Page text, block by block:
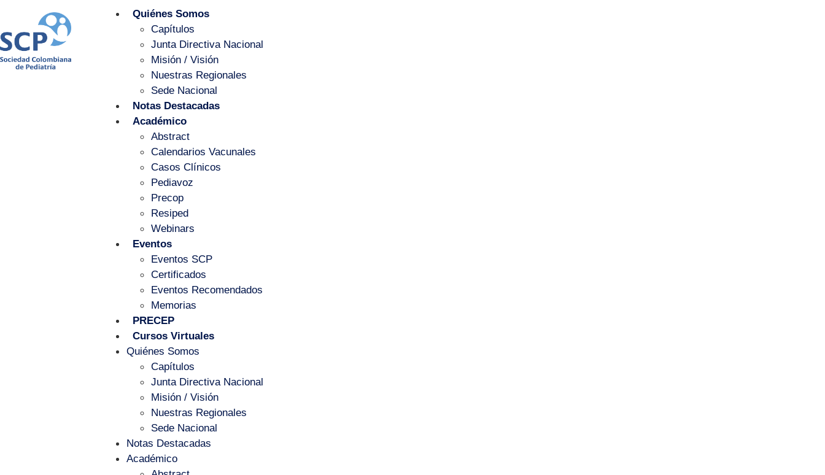
Quiénes Somos
Capítulos
Junta Directiva Nacional
Misión / Visión
Nuestras Regionales
Sede Nacional
Notas Destacadas
Académico
Abstract
Calendarios Vacunales
Casos Clínicos
Pediavoz
Precop
Resiped
Webinars
Eventos
Eventos SCP
Certificados
Eventos Recomendados
Memorias
PRECEP
Cursos Virtuales
Quiénes Somos
Capítulos
Junta Directiva Nacional
Misión / Visión
Nuestras Regionales
Sede Nacional
Notas Destacadas
Académico